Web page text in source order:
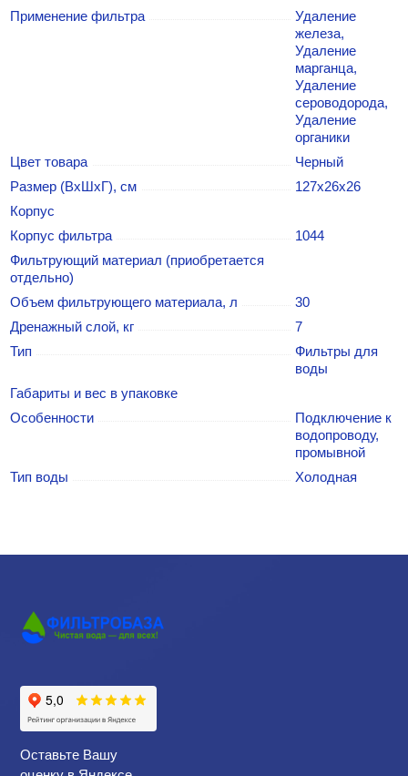
Применение фильтра
Удаление
железа,
Удаление
марганца,
Удаление
сероводорода,
Удаление
органики
Цвет товара
Черный
Размер (ВхШхГ), см
127х26х26
Корпус
Корпус фильтра
1044
Фильтрующий материал (приобретается
отдельно)
Объем фильтрующего материала, л
30
Дренажный слой, кг
7
Тип
Фильтры для
воды
Габариты и вес в упаковке
Особенности
Подключение к
водопроводу,
промывной
Тип воды
Холодная
Оставьте Вашу